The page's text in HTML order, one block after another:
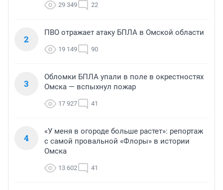
29 349 22
2
ПВО отражает атаку БПЛА в Омской области
19 149 90
3
Обломки БПЛА упали в поле в окрестностях
Омска — вспыхнул пожар
17 927 41
4
«У меня в огороде больше растет»: репортаж
с самой провальной «Флоры» в истории
Омска
13 602 41